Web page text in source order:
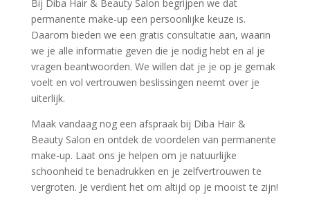
Bij Diba Hair & Beauty Salon begrijpen we dat
permanente make-up een persoonlijke keuze is.
Daarom bieden we een gratis consultatie aan, waarin
we je alle informatie geven die je nodig hebt en al je
vragen beantwoorden. We willen dat je je op je gemak
voelt en vol vertrouwen beslissingen neemt over je
uiterlijk.
Maak vandaag nog een afspraak bij Diba Hair &
Beauty Salon en ontdek de voordelen van permanente
make-up. Laat ons je helpen om je natuurlijke
schoonheid te benadrukken en je zelfvertrouwen te
vergroten. Je verdient het om altijd op je mooist te zijn!